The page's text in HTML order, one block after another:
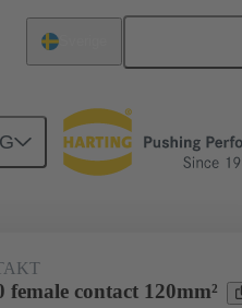
09 11 000 6263
contact 120mm²